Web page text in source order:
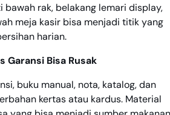
bawah rak, belakang lemari display,
meja kasir bisa menjadi titik yang
harian.
Garansi Bisa Rusak
buku manual, nota, katalog, dan
kertas atau kardus. Material